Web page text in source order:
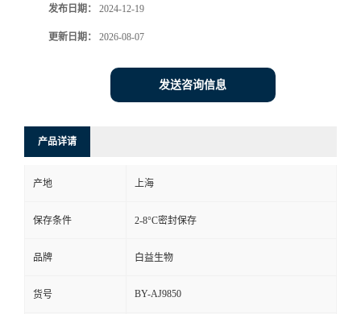
发布日期： 2024-12-19
更新日期： 2026-08-07
发送咨询信息
产品详请
产地 上海
保存条件 2-8°C密封保存
品牌 白益生物
货号 BY-AJ9850